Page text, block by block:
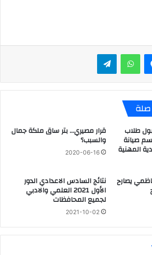
ماسنجر واتساب تيلقرام
طلاب
صيانة
المهنية
قرار مصيري… بتر ساق ملكة جمال
والسبب؟
2020-06-16
يصارح نتائج السادس الاعدادي الدور
الأول 2021 العلمي والادبي
لجميع المحافظات
2021-10-02